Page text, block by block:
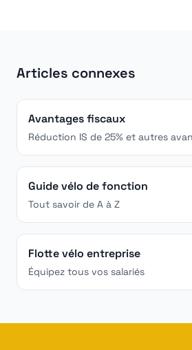
Articles connexes
Avantages fiscaux
Réduction IS de 25% et autres
Guide vélo de fonction
Tout savoir de A à Z
Flotte vélo entreprise
Équipez tous vos salariés